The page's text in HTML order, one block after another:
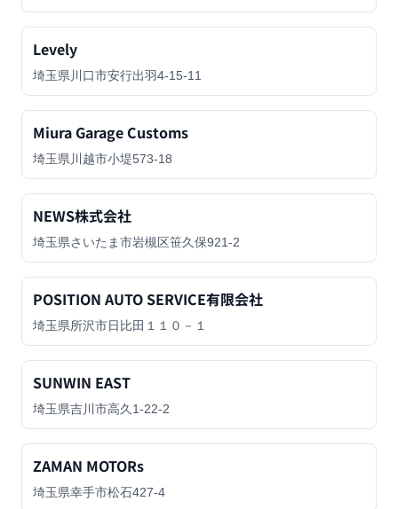
Levely
埼玉県川口市安行出羽4-15-11
Miura Garage Customs
埼玉県川越市小堤573-18
NEWS株式会社
埼玉県さいたま市岩槻区笹久保921-2
POSITION AUTO SERVICE有限会社
埼玉県所沢市日比田１１０－１
SUNWIN EAST
埼玉県吉川市高久1-22-2
ZAMAN MOTORs
埼玉県幸手市松石427-4